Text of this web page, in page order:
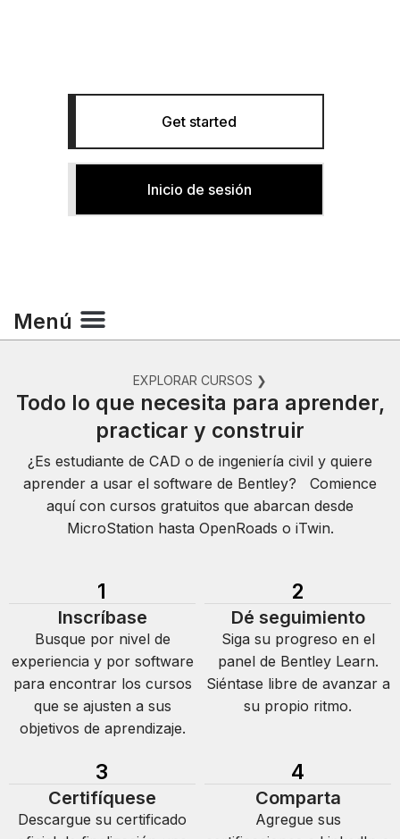
Get started
Inicio de sesión
Menú
EXPLORAR CURSOS ❯
Todo lo que necesita para aprender,
practicar y construir
¿Es estudiante de CAD o de ingeniería civil y quiere
aprender a usar el software de Bentley? Comience
aquí con cursos gratuitos que abarcan desde
MicroStation hasta OpenRoads o iTwin.
1
Inscríbase
Busque por nivel de
experiencia y por software
para encontrar los cursos
que se ajusten a sus
objetivos de aprendizaje.
2
Dé seguimiento
Siga su progreso en el
panel de Bentley Learn.
Siéntase libre de avanzar a
su propio ritmo.
3
Certifíquese
Descargue su certificado
4
Comparta
Agregue sus